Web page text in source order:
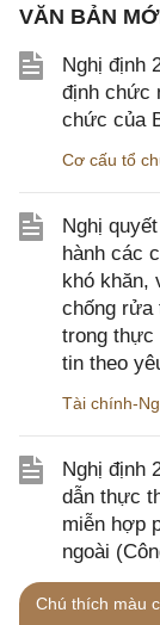
VĂN BẢN
Nghị định
định chức
chức của
Cơ cấu tổ
Nghị
hành các
khó khăn,
chống rửa
trong thực
tin theo
Tài chính-
Nghị định
dẫn thực
miễn hợp
ngoài
Chú thích màu